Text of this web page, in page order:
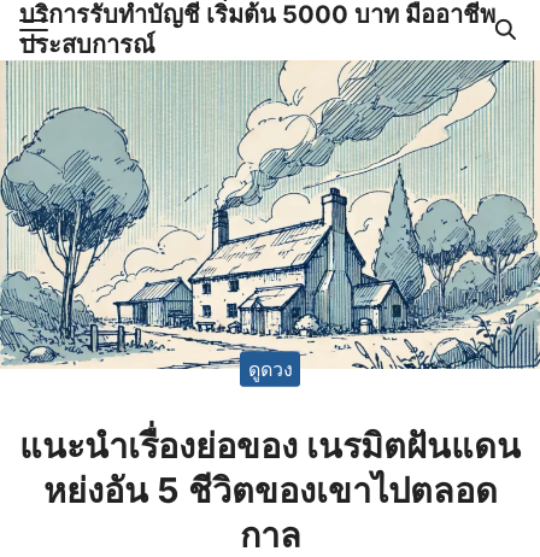
Skip
content
บริการรับทำบัญชี เริ่มต้น 5000 บาท มืออาชีพ
ประสบการณ์
ญชีและภาษีครบวงจร |
Search
ดูดวง
แนะนำเรื่องย่อของ เนรมิตฝันแดน
หย่งอัน 5 ชีวิตของเขาไปตลอด
กาล